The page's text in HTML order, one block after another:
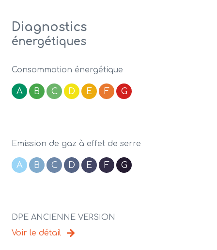
Diagnostics
énergétiques
Consommation énergétique
A B C D E F G
Emission de gaz à effet de serre
A B C D E F G
DPE ANCIENNE VERSION
Voir le détail